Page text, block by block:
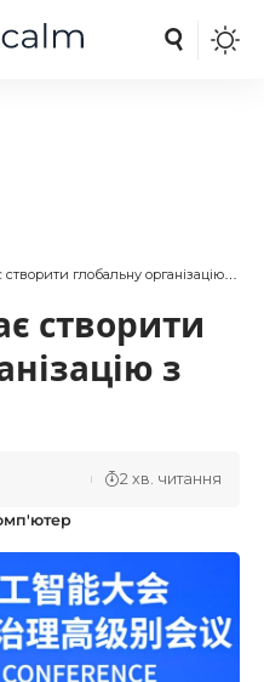
глобальну організацію з питань ШІ
створити
з
2 хв. читання